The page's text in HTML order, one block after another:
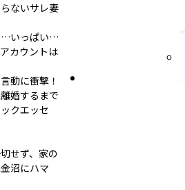
い――サレ妻
いっぱい…
カウントは
動に衝撃！
婚するまで
クエッセ
せず、家の
沼にハマ